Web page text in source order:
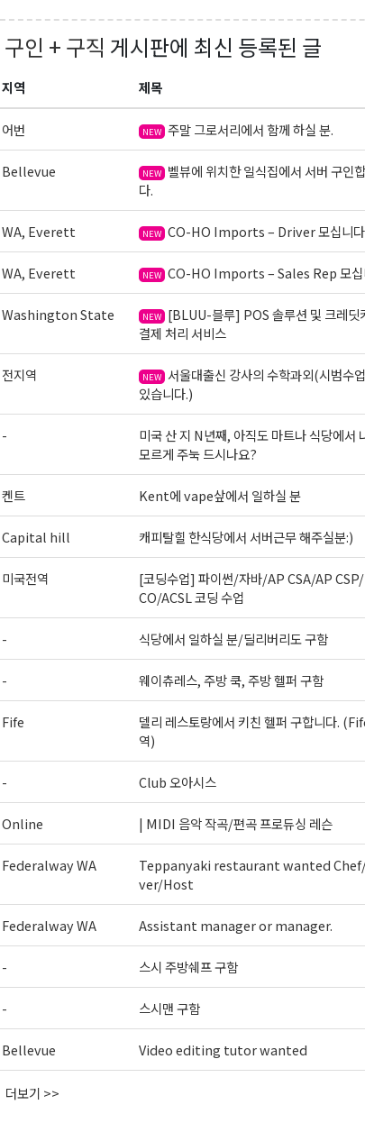
구인 + 구직 게시판에 최신 등록된 글
지역 제목
어번 NEW 주말 그로서리에서 함께 하실 분.
Bellevue NEW 벨뷰에 위치한 일식집에서 서버 구인
다.
WA, Everett NEW CO-HO Imports – Driver 모십니다
WA, Everett NEW CO-HO Imports – Sales Rep 모십
Washington State NEW [BLUU-블루] POS 솔루션 및 크레딧
결제 처리 서비스
전지역 NEW 서울대출신 강사의 수학과외(시범수
있습니다.)
-
미국 산 지 N년째, 아직도 마트나 식당에서
모르게 주눅 드시나요?
켄트 Kent에 vape샆에서 일하실 분
Capital hill 캐피탈힐 한식당에서 서버근무 해주실분:)
미국전역
[코딩수업] 파이썬/자바/AP CSA/AP
CO/ACSL 코딩 수업
- 식당에서 일하실 분/딜리버리도 구함
- 웨이츄레스, 주방 쿡, 주방 헬퍼 구함
Fife
델리 레스토랑에서 키친 헬퍼 구합니다.
역)
- Club 오아시스
Online | MIDI 음악 작곡/편곡 프로듀싱 레슨
Federalway WA
Teppanyaki restaurant wanted
ver/Host
Federalway WA Assistant manager or manager.
- 스시 주방쉐프 구함
- 스시맨 구함
Bellevue Video editing tutor wanted
더보기 >>